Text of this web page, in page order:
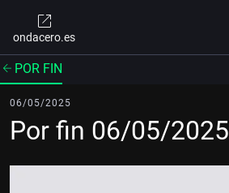
ondacero.es
POR FIN
06/05/2025
Por fin 06/05/2025